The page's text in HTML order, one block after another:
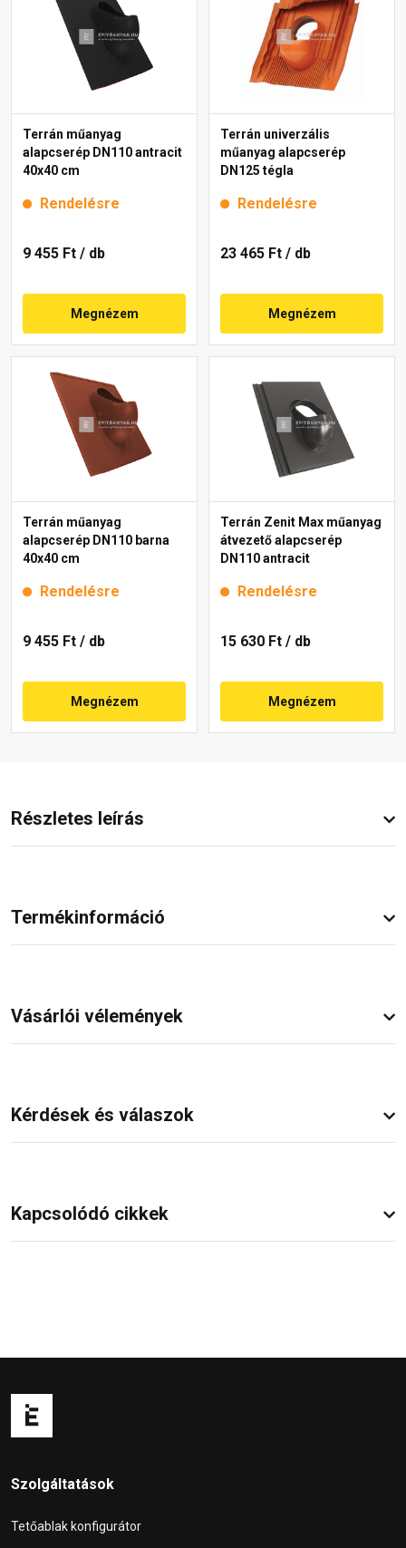
Terrán műanyag
alapcserép DN110 antracit
40x40 cm
Rendelésre
9 455 Ft / db
Megnézem
Terrán univerzális
műanyag alapcserép
DN125 tégla
Rendelésre
23 465 Ft / db
Megnézem
Terrán műanyag
alapcserép DN110 barna
40x40 cm
Rendelésre
9 455 Ft / db
Megnézem
Terrán Zenit Max műanyag
átvezető alapcserép
DN110 antracit
Rendelésre
15 630 Ft / db
Megnézem
Részletes leírás
Termékinformáció
Vásárlói vélemények
Kérdések és válaszok
Kapcsolódó cikkek
Szolgáltatások
Tetőablak konfigurátor